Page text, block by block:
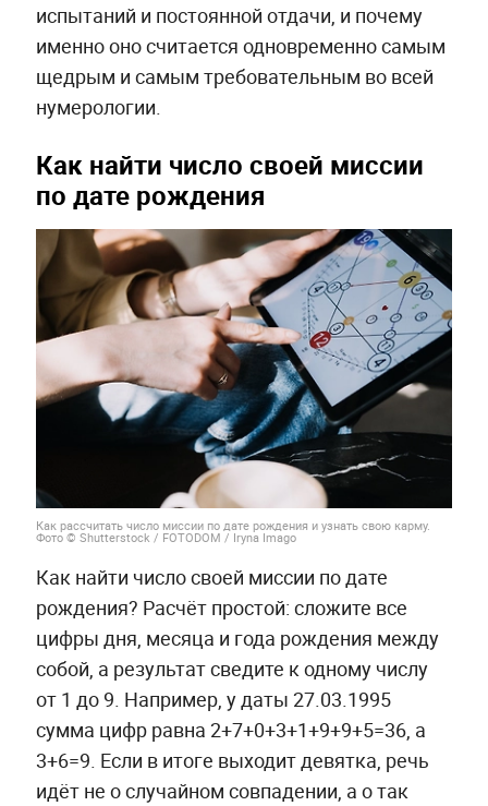
испытаний и постоянной отдачи, и почему
именно оно считается одновременно самым
щедрым и самым требовательным во всей
нумерологии.
Как найти число своей миссии
по дате рождения
Как рассчитать число миссии по дате рождения и узнать свою карму.
Фото © Shutterstock / FOTODOM / Iryna Imago
Как найти число своей миссии по дате
рождения? Расчёт простой: сложите все
цифры дня, месяца и года рождения между
собой, а результат сведите к одному числу
от 1 до 9. Например, у даты 27.03.1995
сумма цифр равна 2+7+0+3+1+9+9+5=36, а
3+6=9. Если в итоге выходит девятка, речь
идёт не о случайном совпадении, а о так